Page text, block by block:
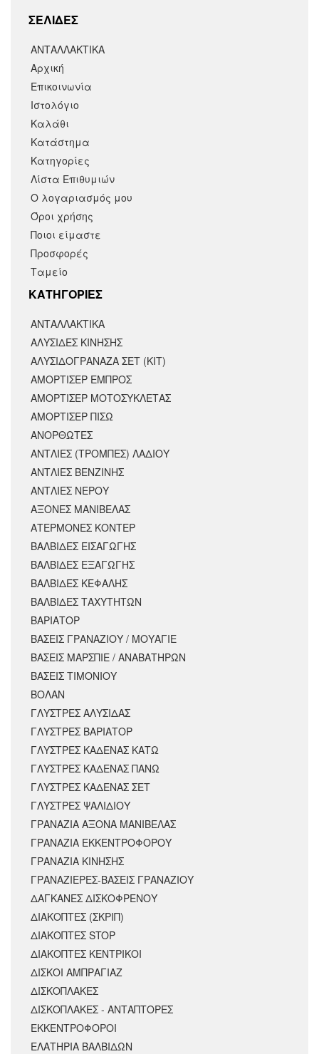
ΣΕΛΙΔΕΣ
ΑΝΤΑΛΛΑΚΤΙΚΑ
Αρχική
Επικοινωνία
Ιστολόγιο
Καλάθι
Κατάστημα
Κατηγορίες
Λίστα Επιθυμιών
Ο λογαριασμός μου
Όροι χρήσης
Ποιοι είμαστε
Προσφορές
Ταμείο
KΑΤΗΓΟΡΙΕΣ
ΑΝΤΑΛΛΑΚΤΙΚΆ
ΑΛΥΣΙΔΕΣ ΚΙΝΗΣΗΣ
ΑΛΥΣΙΔΟΓΡΑΝΑΖΑ ΣΕΤ (ΚΙΤ)
ΑΜΟΡΤΙΣΕΡ ΕΜΠΡΟΣ
ΑΜΟΡΤΙΣΈΡ ΜΟΤΟΣΥΚΛΈΤΑΣ
ΑΜΟΡΤΙΣΕΡ ΠΙΣΩ
ΑΝΟΡΘΩΤΕΣ
ΑΝΤΛΙΕΣ (ΤΡΟΜΠΕΣ) ΛΑΔΙΟΥ
ΑΝΤΛΙΕΣ ΒΕΝΖΙΝΗΣ
ΑΝΤΛΙΕΣ ΝΕΡΟΥ
ΑΞΟΝΕΣ ΜΑΝΙΒΕΛΑΣ
ΑΤΕΡΜΟΝΕΣ ΚΟΝΤΕΡ
ΒΑΛΒΙΔΕΣ ΕΙΣΑΓΩΓΗΣ
ΒΑΛΒΙΔΕΣ ΕΞΑΓΩΓΗΣ
ΒΑΛΒΙΔΕΣ ΚΕΦΑΛΗΣ
ΒΑΛΒΙΔΕΣ ΤΑΧΥΤΗΤΩΝ
ΒΑΡΙΑΤΟΡ
ΒΑΣΕΙΣ ΓΡΑΝΑΖΙΟΥ / ΜΟΥΑΓΙΕ
ΒΑΣΕΙΣ ΜΑΡΣΠΙΕ / ΑΝΑΒΑΤΗΡΩΝ
ΒΑΣΕΙΣ ΤΙΜΟΝΙΟΥ
ΒΟΛΑΝ
ΓΛΥΣΤΡΕΣ ΑΛΥΣΙΔΑΣ
ΓΛΥΣΤΡΕΣ ΒΑΡΙΑΤΟΡ
ΓΛΥΣΤΡΕΣ ΚΑΔΕΝΑΣ ΚΑΤΩ
ΓΛΥΣΤΡΕΣ ΚΑΔΕΝΑΣ ΠΑΝΩ
ΓΛΥΣΤΡΕΣ ΚΑΔΕΝΑΣ ΣΕΤ
ΓΛΥΣΤΡΕΣ ΨΑΛΙΔΙΟΥ
ΓΡΑΝΑΖΙΑ ΑΞΟΝΑ ΜΑΝΙΒΕΛΑΣ
ΓΡΑΝΑΖΙΑ ΕΚΚΕΝΤΡΟΦΟΡΟΥ
ΓΡΑΝΑΖΙΑ ΚΙΝΗΣΗΣ
ΓΡΑΝΑΖΙΕΡΕΣ-ΒΑΣΕΙΣ ΓΡΑΝΑΖΙΟΥ
ΔΑΓΚΑΝΕΣ ΔΙΣΚΟΦΡΕΝΟΥ
ΔΙΑΚΟΠΤΕΣ (ΣΚΡΙΠ)
ΔΙΑΚΟΠΤΕΣ STOP
ΔΙΑΚΟΠΤΕΣ ΚΕΝΤΡΙΚΟΙ
ΔΙΣΚΟΙ ΑΜΠΡΑΓΙΑΖ
ΔΙΣΚΟΠΛΑΚΕΣ
ΔΙΣΚΟΠΛΑΚΕΣ - ΑΝΤΑΠΤΟΡΕΣ
ΕΚΚΕΝΤΡΟΦΟΡΟΙ
ΕΛΑΤΗΡΙΑ ΒΑΛΒΙΔΩΝ